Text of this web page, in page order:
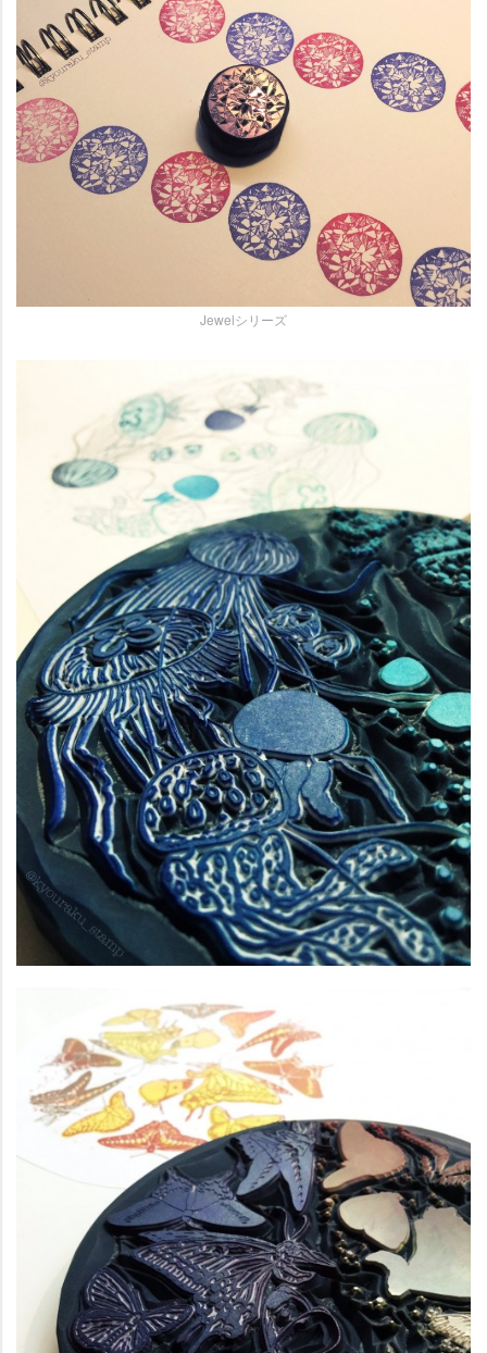
Jewelシリーズ